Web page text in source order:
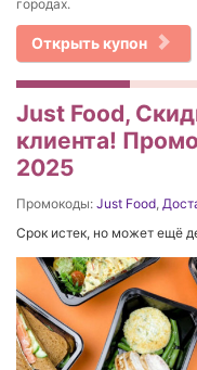
городах.
Открыть купон
Just Food,
клиента!
2025
Промокоды: Just Food,
Срок истек, но может ещё